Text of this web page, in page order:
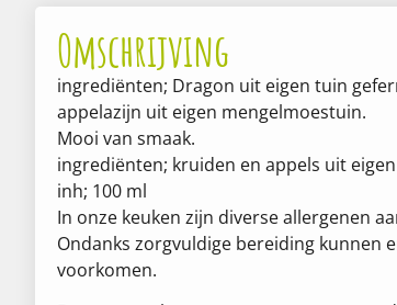
Omschrijving
ingrediënten; Dragon uit eigen tuin
appelazijn uit eigen mengelmoestuin.
Mooi van smaak.
ingrediënten; kruiden en appels uit
inh; 100 ml
In onze keuken zijn diverse allergenen
Ondanks zorgvuldige bereiding kunnen
voorkomen.